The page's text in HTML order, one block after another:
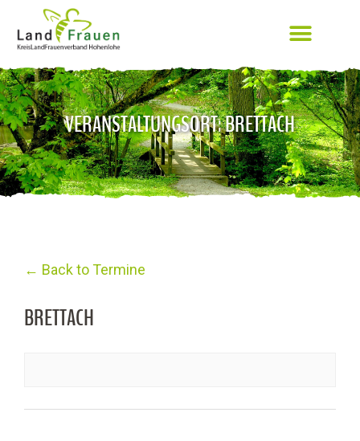
VERANSTALTUNGSORT: BRETTACH
← Back to Termine
BRETTACH